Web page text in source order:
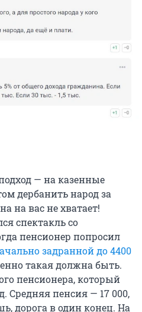
— на казенные
дербанить народ за
на вас не хватает!
спектакль со
пенсионер попросил
задранной до 4400
такая должна быть.
пенсионера, который
Средняя пенсия — 17 000,
дорога в один конец. На